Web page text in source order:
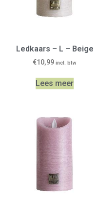
Ledkaars – L – Beige
€10,99 incl. btw
Lees meer